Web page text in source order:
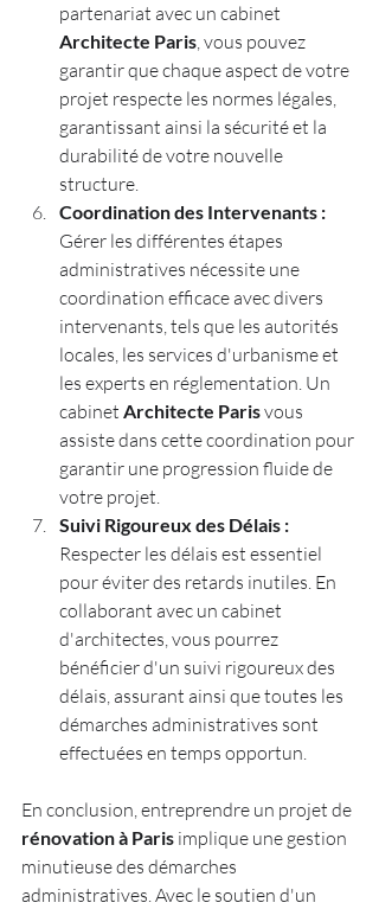
partenariat avec un cabinet
Architecte Paris, vous pouvez
garantir que chaque aspect de votre
projet respecte les normes légales,
garantissant ainsi la sécurité et la
durabilité de votre nouvelle
structure.
Coordination des Intervenants :
Gérer les différentes étapes
administratives nécessite une
coordination efficace avec divers
intervenants, tels que les autorités
locales, les services d'urbanisme et
les experts en réglementation. Un
cabinet Architecte Paris vous
assiste dans cette coordination pour
garantir une progression fluide de
votre projet.
Suivi Rigoureux des Délais :
Respecter les délais est essentiel
pour éviter des retards inutiles. En
collaborant avec un cabinet
d'architectes, vous pourrez
bénéficier d'un suivi rigoureux des
délais, assurant ainsi que toutes les
démarches administratives sont
effectuées en temps opportun.
En conclusion, entreprendre un projet de
rénovation à Paris implique une gestion
minutieuse des démarches
administratives. Avec le soutien d'un